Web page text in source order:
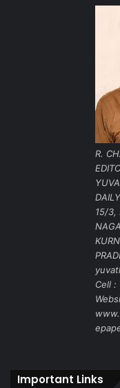
R.
15/3,
Cell :
Important Links